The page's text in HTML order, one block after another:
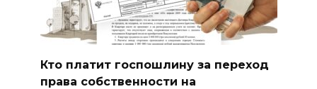
Кто платит госпошлину за переход
права собственности на